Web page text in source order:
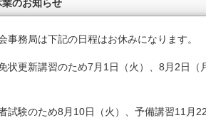
のお知らせ
事務局は下記の日程はお休みになります。
状更新講習のため7月1日（火）、8月2日
試験のため8月10日（火）、予備講習11月